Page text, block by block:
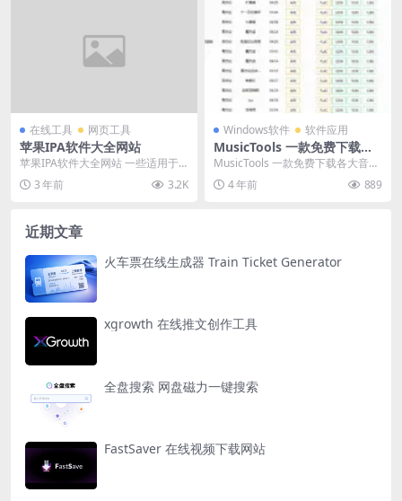
在线工具 网页工具
苹果IPA软件大全网站
苹果IPA软件大全网站 一些适用于
喜欢折腾的用户的苹果IPA软件网站
大全。这些网...
3 年前 3.2K
Windows软件 软件应用
MusicTools 一款免费下载各
大音乐平台音乐的软件
MusicTools 一款免费下载各大音乐
平台音乐的软件，支持下载无损音
乐。 下...
4 年前 889
近期文章
火车票在线生成器 Train Ticket Generator
xgrowth 在线推文创作工具
全盘搜索 网盘磁力一键搜索
FastSaver 在线视频下载网站